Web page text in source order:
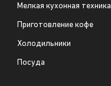
Мелкая кухонная техника
Приготовление кофе
Холодильники
Посуда